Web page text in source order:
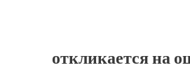
откликается на